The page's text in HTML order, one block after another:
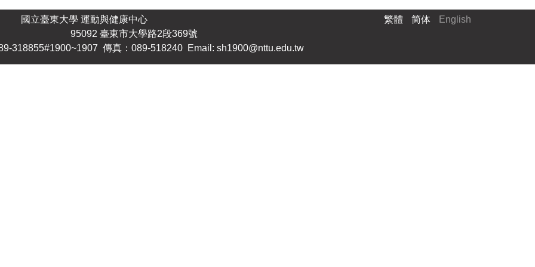
繁體 简体 English
國立臺東大學 運動與健康中心
95092 臺東市大學路2段369號
318855#1900~1907 傳真：089-518240 Email: sh1900@nttu.edu.tw